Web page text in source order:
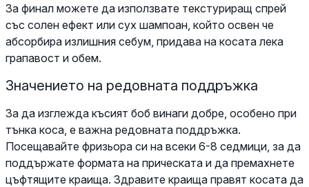
За финал можете да използвате текстуриращ спрей
със солен ефект или сух шампоан, който освен че
абсорбира излишния себум, придава на косата лека
грапавост и обем.
Значението на редовната поддръжка
За да изглежда късият боб винаги добре, особено при
тънка коса, е важна редовната поддръжка.
Посещавайте фризьора си на всеки 6-8 седмици, за да
поддържате формата на прическата и да премахнете
цъфтящите краища. Здравите краища правят косата да